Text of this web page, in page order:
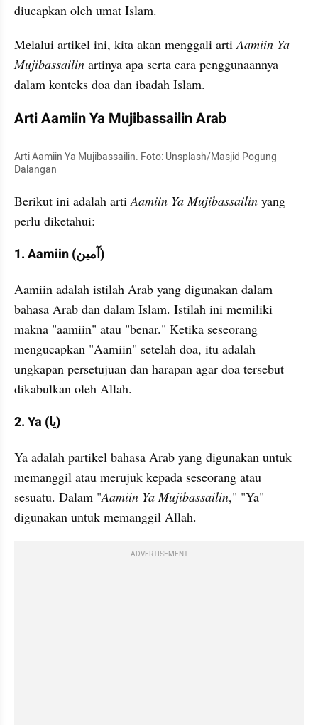
diucapkan oleh umat Islam.
Melalui artikel ini, kita akan menggali arti Aamiin Ya
Mujibassailin artinya apa serta cara penggunaannya
dalam konteks doa dan ibadah Islam.
Arti Aamiin Ya Mujibassailin Arab
Arti Aamiin Ya Mujibassailin. Foto: Unsplash/Masjid Pogung
Dalangan
Berikut ini adalah arti Aamiin Ya Mujibassailin yang
perlu diketahui:
1. Aamiin (آمين)
Aamiin adalah istilah Arab yang digunakan dalam
bahasa Arab dan dalam Islam. Istilah ini memiliki
makna "aamiin" atau "benar." Ketika seseorang
mengucapkan "Aamiin" setelah doa, itu adalah
ungkapan persetujuan dan harapan agar doa tersebut
dikabulkan oleh Allah.
2. Ya (يا)
Ya adalah partikel bahasa Arab yang digunakan untuk
memanggil atau merujuk kepada seseorang atau
sesuatu. Dalam "Aamiin Ya Mujibassailin," "Ya"
digunakan untuk memanggil Allah.
ADVERTISEMENT